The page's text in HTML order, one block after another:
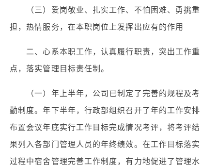
（三）爱岗敬业、扎实工作、不怕困难、勇挑重
担，热情服务，在本职岗位上发挥出应有的作用
二、心系本职工作，认真履行职责，突出工作重
点，落实管理目标责任制。
（一）年上半年，公司已制定了完善的规程及考
勤制度。年下半年，行政部组织召开了年的工作安排
布置会议年底实行工作目标完成情况考评，将考评结
果列入各部门管理人员的年终绩效。在工作目标落实
过程中宿舍管理完善工作制度，有力地促进了管理水